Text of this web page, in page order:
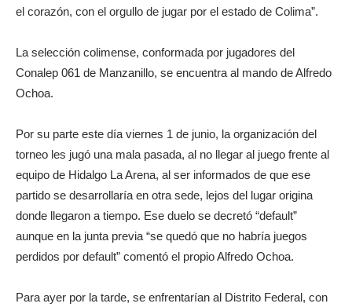
el corazón, con el orgullo de jugar por el estado de Colima”.
La selección colimense, conformada por jugadores del
Conalep 061 de Manzanillo, se encuentra al mando de Alfredo
Ochoa.
Por su parte este día viernes 1 de junio, la organización del
torneo les jugó una mala pasada, al no llegar al juego frente al
equipo de Hidalgo La Arena, al ser informados de que ese
partido se desarrollaría en otra sede, lejos del lugar origina
donde llegaron a tiempo. Ese duelo se decretó “default”
aunque en la junta previa “se quedó que no habría juegos
perdidos por default” comentó el propio Alfredo Ochoa.
Para ayer por la tarde, se enfrentarían al Distrito Federal, con